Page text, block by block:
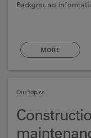
Background
MORE
Our topics